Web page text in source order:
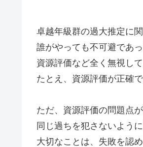
卓越年級群の過大推定に
誰がやっても不可避であっ
資源評価など全く無視し
たとえ、資源評価が正確
ただ、資源評価の問題点
同じ過ちを犯さないよう
大切なことは、失敗を認